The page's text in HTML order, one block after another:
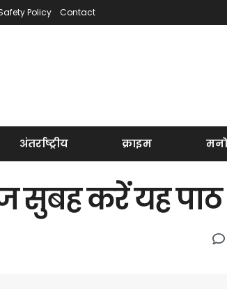
Policy Contact
अंतर्राष्ट्रीय क्राइम
सुबह करें यह पाठ